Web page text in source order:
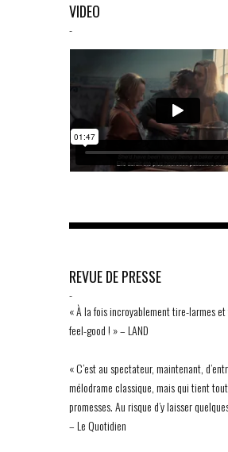
VIDEO
-
REVUE DE PRESSE
-
« À la fois incroyablement tire-larmes
feel-good ! » – LAND
« C’est au spectateur, maintenant,
mélodrame classique, mais qui tient
promesses. Au risque d’y laisser
– Le Quotidien